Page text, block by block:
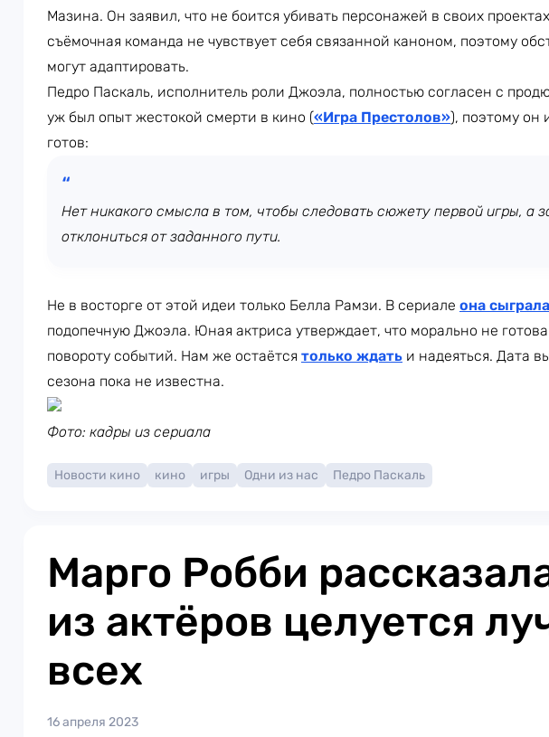
Мазина. Он заявил, что не боится убивать персонажей в своих
съёмочная команда не чувствует себя связанной каноном, поэтому
могут адаптировать.
Педро Паскаль, исполнитель роли Джоэла, полностью согласен с
уж был опыт жестокой смерти в кино («Игра Престолов»), поэтому он
готов:
Нет никакого смысла в том, чтобы следовать сюжету первой игры, а
отклониться от заданного пути.
Не в восторге от этой идеи только Белла Рамзи. В сериале она сыграла
подопечную Джоэла. Юная актриса утверждает, что морально не
повороту событий. Нам же остаётся только ждать и надеяться. Дата
сезона пока не известна.
Фото: кадры из сериала
Новости кино кино игры Одни из нас Педро Паскаль
Марго Робби
из актёров целуется
всех
16 апреля 2023